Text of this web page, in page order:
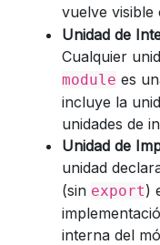
vuelve visible
Unidad de
Cualquier
module es
incluye la
unidades de
Unidad de
unidad
(sin export)
interna del